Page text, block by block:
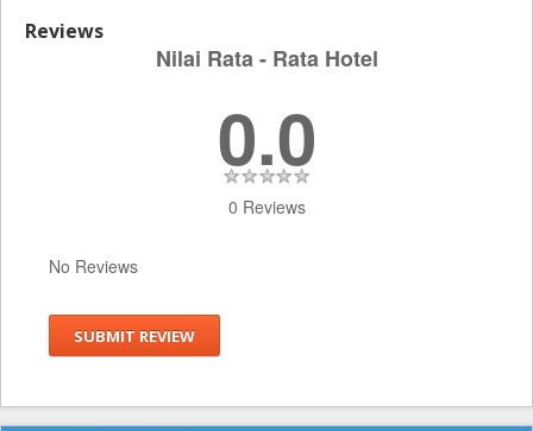
Reviews
Nilai Rata - Rata Hotel
0.0
0 Reviews
No Reviews
SUBMIT REVIEW